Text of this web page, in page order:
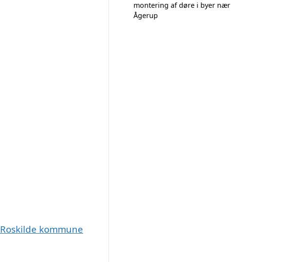
kommune
montering af døre i byer nær
Ågerup